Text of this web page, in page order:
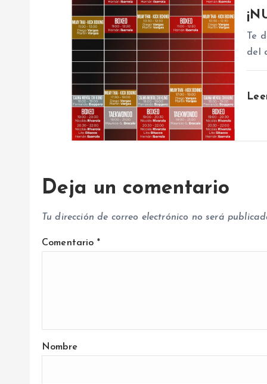
d
Te
del
Deja un comentario
Tu dirección de correo electrónico no será
Comentario *
Nombre